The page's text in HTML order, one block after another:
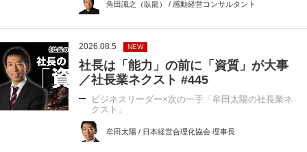
角田識之（臥龍） / 感動経営コンサルタント
2026.08.5 NEW
社長は「能力」の前に「資質」が大事
／社長業ネクスト #445
ビジネスリーダー×次の一手「牟田太陽の社長業ネ
クスト」
牟田太陽 / 日本経営合理化協会 理事長